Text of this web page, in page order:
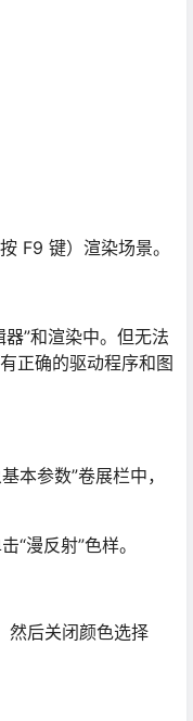
F9 键）渲染场景。
”和渲染中。但无法
正确的驱动程序和图
本参数”卷展栏中，
“漫反射”色样。
然后关闭颜色选择